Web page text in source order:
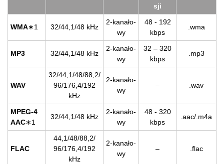
sji
WMA∗1 32/44,1/48 kHz
2-ka­na­ło­
wy
48 - 192
kbps
.wma
MP3 32/44,1/48 kHz
2-ka­na­ło­
wy
32 – 320
kbps
.mp3
WAV
32/44,1/48/88,2/
96/176,4/192
kHz
2-ka­na­ło­
wy
– .wav
MPEG-4
AAC∗1
32/44,1/48 kHz
2-ka­na­ło­
wy
48 - 320
kbps
.aac/.m4a
FLAC
44,1/48/88,2/
96/176,4/192
kHz
2-ka­na­ło­
wy
– .flac